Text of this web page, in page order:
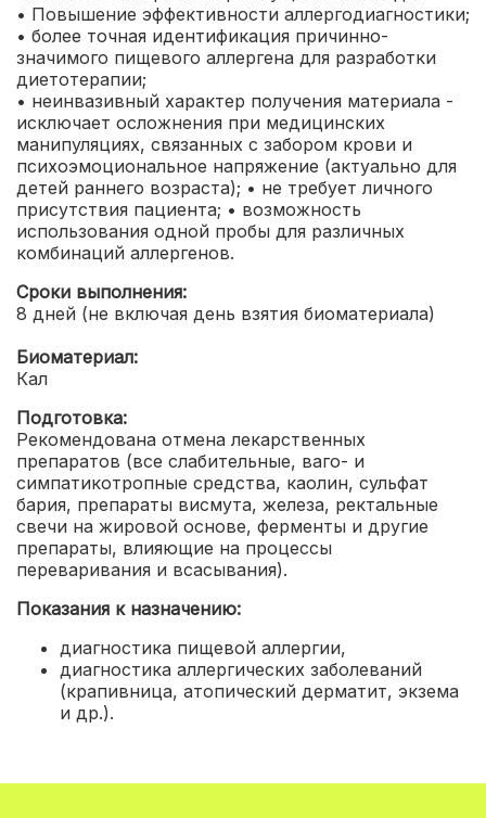
• Повышение эффективности аллергодиагностики;
• более точная идентификация причинно-
значимого пищевого аллергена для разработки
диетотерапии;
• неинвазивный характер получения материала -
исключает осложнения при медицинских
манипуляциях, связанных с забором крови и
психоэмоциональное напряжение (актуально для
детей раннего возраста); • не требует личного
присутствия пациента; • возможность
использования одной пробы для различных
комбинаций аллергенов.
Сроки выполнения:
8 дней (не включая день взятия биоматериала)
Биоматериал:
Кал
Подготовка:
Рекомендована отмена лекарственных
препаратов (все слабительные, ваго- и
симпатикотропные средства, каолин, сульфат
бария, препараты висмута, железа, ректальные
свечи на жировой основе, ферменты и другие
препараты, влияющие на процессы
переваривания и всасывания).
Показания к назначению:
диагностика пищевой аллергии,
диагностика аллергических заболеваний
(крапивница, атопический дерматит, экзема
и др.).